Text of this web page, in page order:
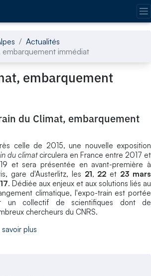
Actualités
embarquement immédiat
embarquement
du Climat, embarquement
celle de 2015, une nouvelle exposition
du climatcirculera en France entre 2017 et
et sera présentée en avant-première à
gare d'Austerlitz, les 21, 22 et 23 mars
. Dédiée aux enjeux et aux solutions liés au
climatique, l'expo-train est portée
un collectif de scientifiques dont de
chercheurs du CNRS.
savoir plus